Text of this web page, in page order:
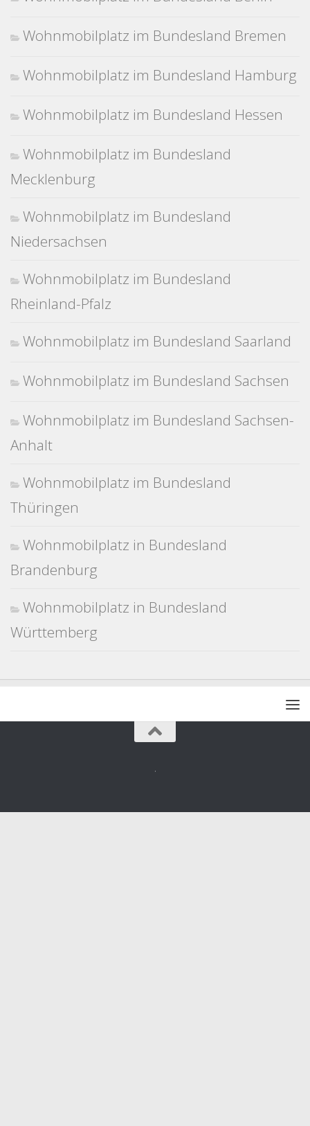
Wohnmobilplatz im Bundesland Bremen
Wohnmobilplatz im Bundesland Hamburg
Wohnmobilplatz im Bundesland Hessen
Wohnmobilplatz im Bundesland
Mecklenburg
Wohnmobilplatz im Bundesland
Niedersachsen
Wohnmobilplatz im Bundesland
Rheinland-Pfalz
Wohnmobilplatz im Bundesland Saarland
Wohnmobilplatz im Bundesland Sachsen
Wohnmobilplatz im Bundesland Sachsen-
Anhalt
Wohnmobilplatz im Bundesland
Thüringen
Wohnmobilplatz in Bundesland
Brandenburg
Wohnmobilplatz in Bundesland
Württemberg
.